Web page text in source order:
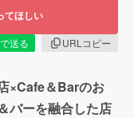
てほしい
送る
URLコピー
×Cafe＆Barのお
バーを融合した店